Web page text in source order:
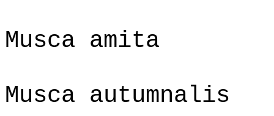
Musca amita
Musca autumnalis